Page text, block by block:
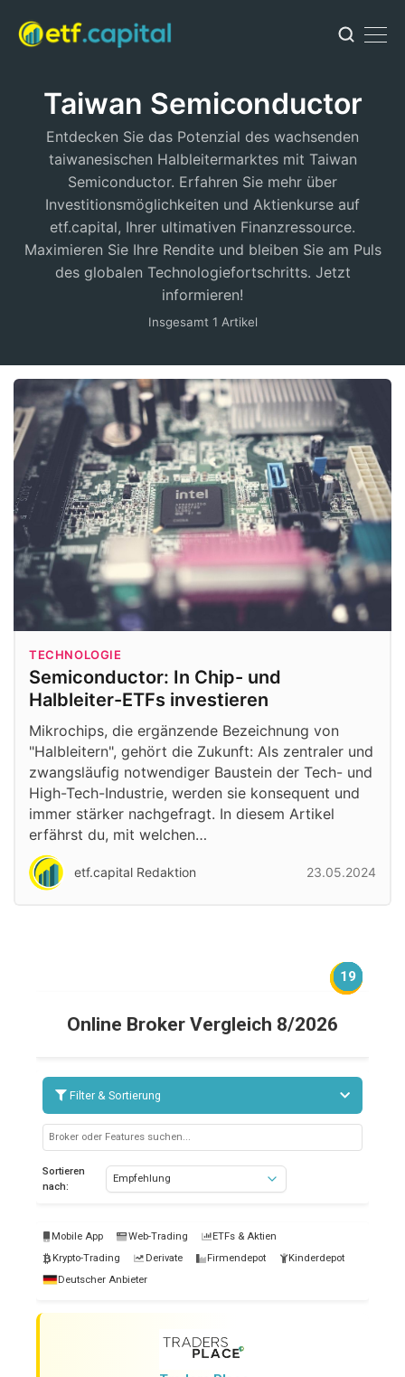
Taiwan Semiconductor
Entdecken Sie das Potenzial des wachsenden
taiwanesischen Halbleitermarktes mit Taiwan
Semiconductor. Erfahren Sie mehr über
Investitionsmöglichkeiten und Aktienkurse auf
etf.capital, Ihrer ultimativen Finanzressource.
Maximieren Sie Ihre Rendite und bleiben Sie am Puls
des globalen Technologiefortschritts. Jetzt
informieren!
Insgesamt 1 Artikel
TECHNOLOGIE
Semiconductor: In Chip- und
Halbleiter-ETFs investieren
Mikrochips, die ergänzende Bezeichnung von
"Halbleitern", gehört die Zukunft: Als zentraler und
zwangsläufig notwendiger Baustein der Tech- und
High-Tech-Industrie, werden sie konsequent und
immer stärker nachgefragt. In diesem Artikel
erfährst du, mit welchen…
etf.capital Redaktion 23.05.2024